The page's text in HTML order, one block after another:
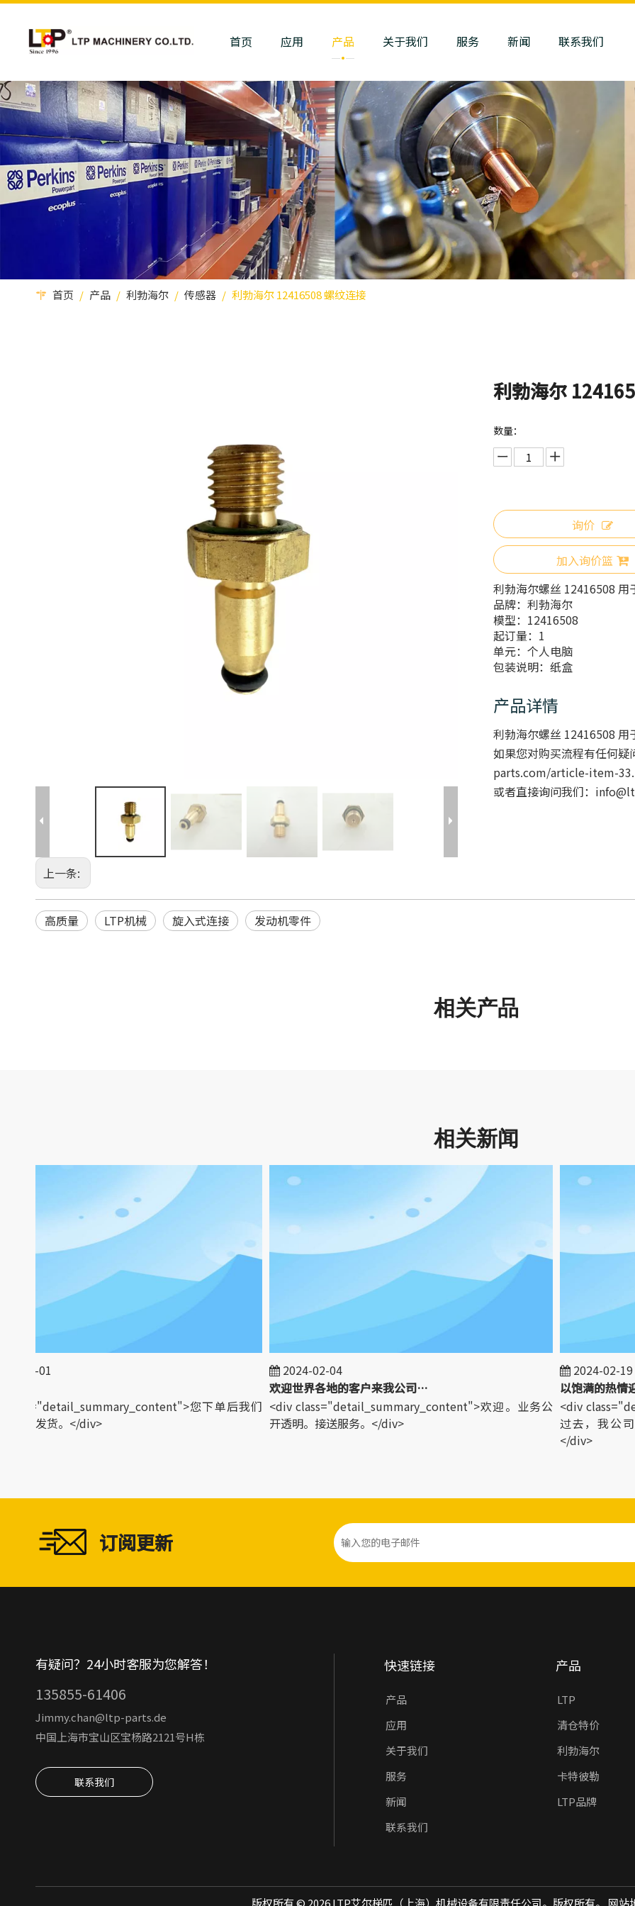
首页 应用 产品 关于我们 服务 新闻 联系我们
首页 / 产品 / 利勃海尔 / 传感器 / 利勃海尔 12416508 螺纹连接
利勃海尔
数量：
询价
加入询价篮
利勃海尔螺丝 12416508 用
品牌：利勃海尔
模型： 12416508
起订量： 1
单元：个人电脑
包装说明：纸盒
产品详情
利勃海尔螺丝 12416508 用
如果您对购买流程有任何疑
parts.com/article-item-
或者直接询问我们：
上一条:
高质量 LTP机械 旋入式连接 发动机零件
相关产品
相关新闻
01-01
您下单后我们
排发货。</div>
2024-02-04
欢迎世界各地的客户来我公司参观！
<div class="detail_summary_content">欢迎。业务公
开透明。接送服务。</div>
2024-02-19
以饱满的热情
<div
过去，我公司
</div>
订阅更新
有疑问？24小时客服为您解答！
135855-61406
Jimmy.chan@ltp-parts.de
中国上海市宝山区宝杨路2121号H栋
联系我们
快速链接
产品
应用
关于我们
服务
新闻
联系我们
产品
LTP
清仓特价
利勃海尔
卡特彼勒
LTP品牌
版权所有 © 2026LTP艾尔梯匹（上海）机械设备有限责任公司。版权所有。 网站